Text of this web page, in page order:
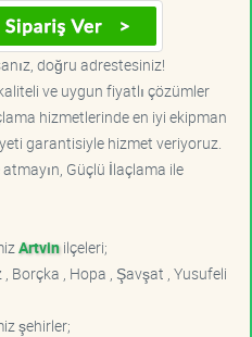
doğru adrestesiniz!
ve uygun fiyatlı çözümler
hizmetlerinde en iyi ekipman
garantisiyle hizmet veriyoruz.
atmayın, Güçlü İlaçlama ile
Artvinilçeleri;
Borçka , Hopa , Şavşat , Yusufeli
şehirler;